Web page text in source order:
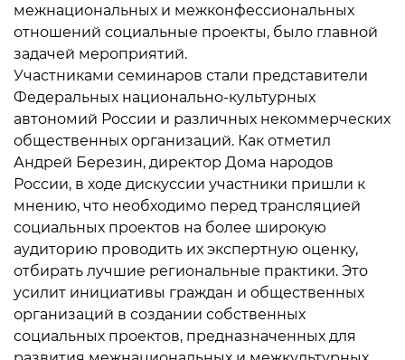
межнациональных и межконфессиональных
отношений социальные проекты, было главной
задачей мероприятий.
Участниками семинаров стали представители
Федеральных национально-культурных
автономий России и различных некоммерческих
общественных организаций. Как отметил
Андрей Березин, директор Дома народов
России, в ходе дискуссии участники пришли к
мнению, что необходимо перед трансляцией
социальных проектов на более широкую
аудиторию проводить их экспертную оценку,
отбирать лучшие региональные практики. Это
усилит инициативы граждан и общественных
организаций в создании собственных
социальных проектов, предназначенных для